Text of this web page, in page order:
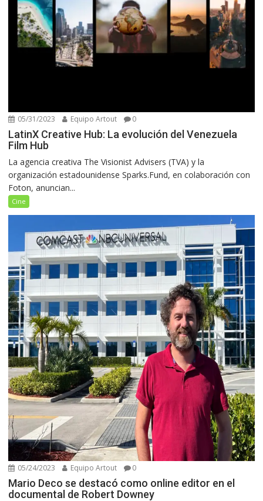
05/31/2023 Equipo Artout 0
LatinX Creative Hub: La evolución del Venezuela
Film Hub
La agencia creativa The Visionist Advisers (TVA) y la
organización estadounidense Sparks.Fund, en colaboración con
Foton, anuncian...
Cine
05/24/2023 Equipo Artout 0
Mario Deco se destacó como online editor en el
documental de Robert Downey